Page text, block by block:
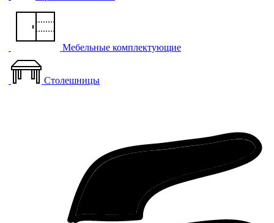
Мебельные комплектующие
Столешницы